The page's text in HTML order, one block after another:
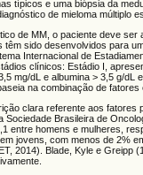
típicos e uma biópsia da
de mieloma múltiplo
de MM, o paciente deve
têm sido desenvolvidos para
Internacional de
clínicos: Estádio I,
mg/dL e albumina > 3,5 g/
na combinação de
clara referente aos
Brasileira de
entre homens e mulheres,
jovens, com menos de 2%
2014). Blade, Kyle e Greipp